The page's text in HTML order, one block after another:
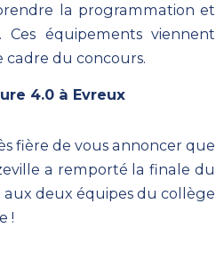
la programmation et
équipements viennent
cadre du concours.
4.0 à Evreux
fière de vous annoncer que
a remporté la finale du
deux équipes du collège
!